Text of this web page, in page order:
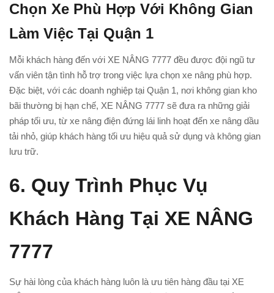
Chọn Xe Phù Hợp Với Không Gian
Làm Việc Tại Quận 1
Mỗi khách hàng đến với XE NÂNG 7777 đều được đội ngũ tư
vấn viên tận tình hỗ trợ trong việc lựa chọn xe nâng phù hợp.
Đặc biệt, với các doanh nghiệp tại Quận 1, nơi không gian kho
bãi thường bị hạn chế, XE NÂNG 7777 sẽ đưa ra những giải
pháp tối ưu, từ xe nâng điện đứng lái linh hoạt đến xe nâng dầu
tải nhỏ, giúp khách hàng tối ưu hiệu quả sử dụng và không gian
lưu trữ.
6. Quy Trình Phục Vụ
Khách Hàng Tại XE NÂNG
7777
Sự hài lòng của khách hàng luôn là ưu tiên hàng đầu tại XE